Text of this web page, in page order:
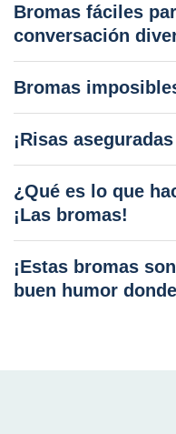
Bromas fáciles
conversación
Bromas
¡Risas
¿Qué es lo que
¡Las bromas!
¡Estas bromas
buen humor